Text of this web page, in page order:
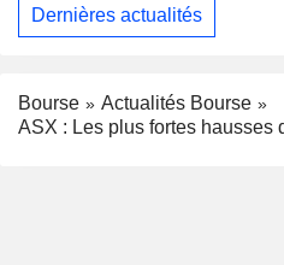
Dernières actualités
Bourse
Actualités Bourse
ASX : Les plus fortes hausses